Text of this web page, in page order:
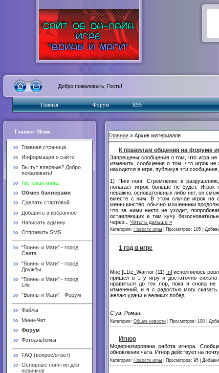
Добро пожаловать, Гость!
Главная Форум RSS
Главное Меню
Главная страница
Информация о сайте
Вы тут впервые? Добро
пожаловать!
Гостевая книга
Обмен баннерами
Сделать стартовой
Добавить в избранное
Написать админу
Отправить SMS
"Воины и Маги" - город
Света
"Воины и Маги" - город
Дружбы
"Воины и Маги" - город
Life
"Воины и Маги" - Форум
Файлы
Мини-Чат
Форум
Фотоальбомы
FAQ (вопрос/ответ)
Основные понятия для
новичков
Главная » Архив материалов
К правилам общения на форуме
Запрещены сообщения о том, что игра не
изменить, сообщения о том, что игрок
находится в игре, публикуя эти
1) Пинг-понг. Стремление к
полагает игрок, больше не будет. Игрок
неважно, основательных либо нет, он
вместе с ним. В этом случае игрок на
меньшинство, обычно мошенники
что за ними никто не уходит,
оставляющих и там кучу
через
Читать дальше »
Категория: Новости игры | Просмотров: 105 |
1 год в игре
Мне [L1te_Warrior (11) In] исполнилось
пришел в эту игру и достаточно
нравиться до тех пор, пока я снова
изменений, и я с радостью могу
желаю удачи и великих побед!
С ув. Роман.
Категория: Общие новости | Просмотров: 108 |
Игнор
Модернизирована работа игнора.
обновлении чата. Игнор действует на
Категория: Новости игры | Просмотров: 95 |